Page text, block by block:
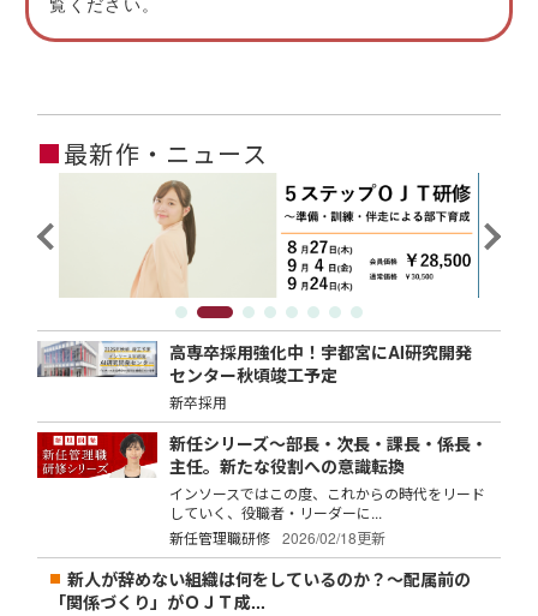
覧ください。
■最新作・ニュース
高専卒採用強化中！宇都宮にAI研究開発
センター秋頃竣工予定
新卒採用
新任シリーズ～部長・次長・課長・係長・
主任。新たな役割への意識転換
インソースではこの度、これからの時代をリード
していく、役職者・リーダーに...
新任管理職研修
2026/02/18更新
新人が辞めない組織は何をしているのか？～配属前の
「関係づくり」がＯＪＴ成...